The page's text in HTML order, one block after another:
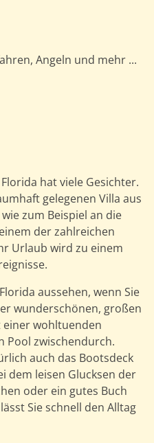
Angeln und mehr ...
hat viele Gesichter.
gelegenen Villa aus
zum Beispiel an die
der zahlreichen
Urlaub wird zu einem
aussehen, wenn Sie
wunderschönen, großen
wohltuenden
Pool zwischendurch.
auch das Bootsdeck
dem leisen Glucksen der
oder ein gutes Buch
Sie schnell den Alltag